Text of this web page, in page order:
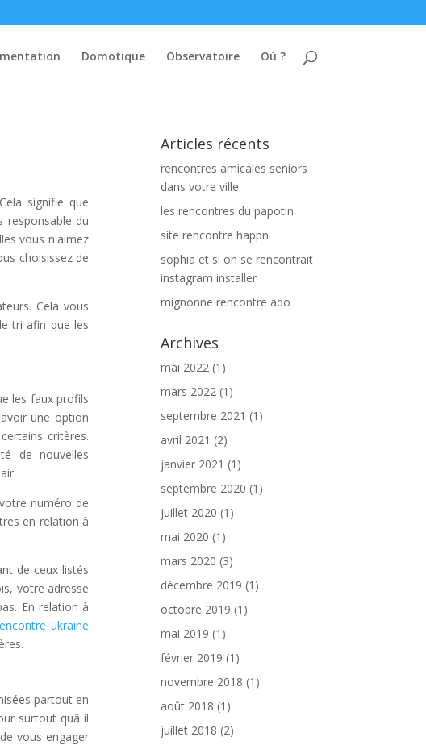
Domotique Observatoire Où ?
signifie que
responsable du
vous n'aimez
choisissez de
Cela vous
tri afin que les
les faux profils
une option
critères.
de nouvelles
numéro de
en relation à
de ceux listés
votre adresse
En relation à
ukraine
partout en
surtout quâ il
vous engager
Articles récents
rencontres amicales seniors
dans votre ville
les rencontres du papotin
site rencontre happn
sophia et si on se rencontrait
instagram installer
mignonne rencontre ado
Archives
mai 2022 (1)
mars 2022 (1)
septembre 2021 (1)
avril 2021 (2)
janvier 2021 (1)
septembre 2020 (1)
juillet 2020 (1)
mai 2020 (1)
mars 2020 (3)
décembre 2019 (1)
octobre 2019 (1)
mai 2019 (1)
février 2019 (1)
novembre 2018 (1)
août 2018 (1)
juillet 2018 (2)